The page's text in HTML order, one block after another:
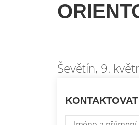
Ševětín, 9.
KONTAKTOVAT